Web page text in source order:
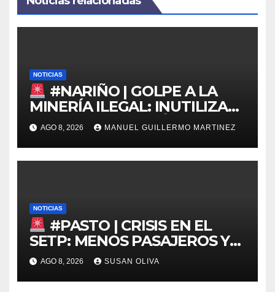
NOTICIAS
#NARIÑO | GOLPE A LA
MINERÍA ILEGAL: INUTILIZAN
DRAGA EN EL PACÍFICO
AGO 8, 2026 MANUEL GUILLERMO MARTINEZ
NOTICIAS
#PASTO | CRISIS EN EL
SETP: MENOS PASAJEROS Y
ALERTA POR EL FUTURO DEL
TRANSPORTE
AGO 8, 2026 SUSAN OLIVA